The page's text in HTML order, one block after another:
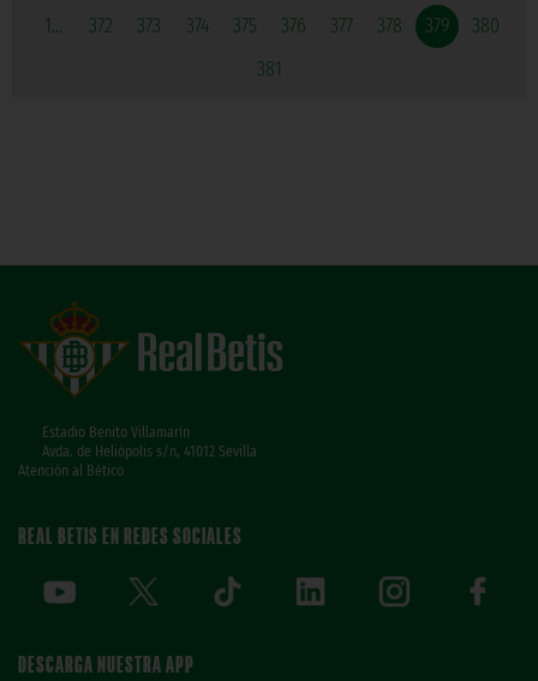
1... 372 373 374 375 376 377 378 379
380
381
Estadio Benito Villamarín
Avda. de Heliópolis s/n, 41012 Sevilla
Atención al Bético
REAL BETIS EN REDES SOCIALES
DESCARGA NUESTRA APP